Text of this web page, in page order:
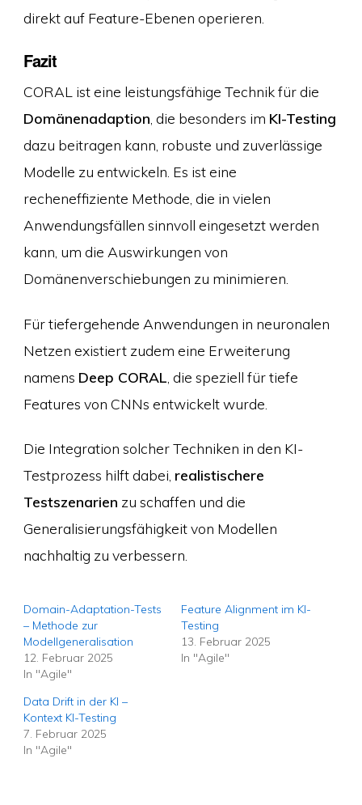
direkt auf Feature-Ebenen operieren.
Fazit
CORAL ist eine leistungsfähige Technik für die
Domänenadaption , die besonders im KI-Testing
dazu beitragen kann, robuste und zuverlässige
Modelle zu entwickeln. Es ist eine
recheneffiziente Methode, die in vielen
Anwendungsfällen sinnvoll eingesetzt werden
kann, um die Auswirkungen von
Domänenverschiebungen zu minimieren.
Für tiefergehende Anwendungen in neuronalen
Netzen existiert zudem eine Erweiterung
namens Deep CORAL , die speziell für tiefe
Features von CNNs entwickelt wurde.
Die Integration solcher Techniken in den KI-
Testprozess hilft dabei, realistischere
Testszenarien zu schaffen und die
Generalisierungsfähigkeit von Modellen
nachhaltig zu verbessern.
Domain-Adaptation-Tests
– Methode zur
Modellgeneralisation
12. Februar 2025
In "Agile"
Feature Alignment im KI-
Testing
13. Februar 2025
In "Agile"
Data Drift in der KI –
Kontext KI-Testing
7. Februar 2025
In "Agile"